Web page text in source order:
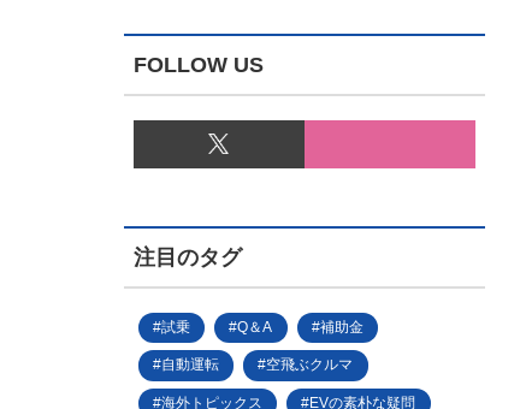
FOLLOW US
注目のタグ
試乗 Q＆A 補助金
自動運転 空飛ぶクルマ
海外トピックス EVの素朴な疑問